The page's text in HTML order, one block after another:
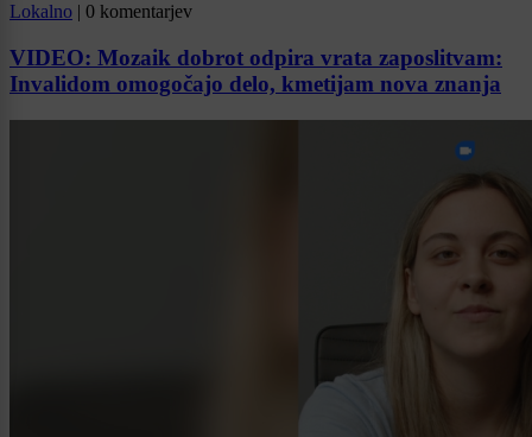
Lokalno | 0 komentarjev
VIDEO: Mozaik dobrot odpira vrata zaposlitvam:
Invalidom omogočajo delo, kmetijam nova znanja